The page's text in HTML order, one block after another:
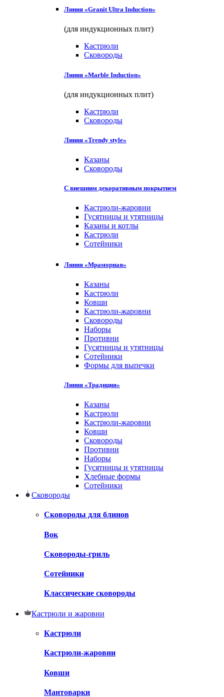
Линия «Granit Ultra Induction»
(для индукционных плит)
Кастрюли
Сковороды
Линия «Marble Induction»
(для индукционных плит)
Кастрюли
Сковороды
Линия «Trendy style»
Казаны
Сковороды
С внешним декоративным покрытием
Кастрюли-жаровни
Гусятницы и утятницы
Казаны и котлы
Кастрюли
Сотейники
Линия «Мраморная»
Казаны
Кастрюли
Ковши
Кастрюли-жаровни
Сковороды
Наборы
Противни
Гусятницы и утятницы
Сотейники
Формы для выпечки
Линия «Традиция»
Казаны
Кастрюли
Кастрюли-жаровни
Ковши
Сковороды
Противни
Наборы
Гусятницы и утятницы
Хлебные формы
Сотейники
Сковороды
Сковороды для блинов
Вок
Сковороды-гриль
Сотейники
Классические сковороды
Кастрюли и жаровни
Кастрюли
Кастрюли-жаровни
Ковши
Мантоварки